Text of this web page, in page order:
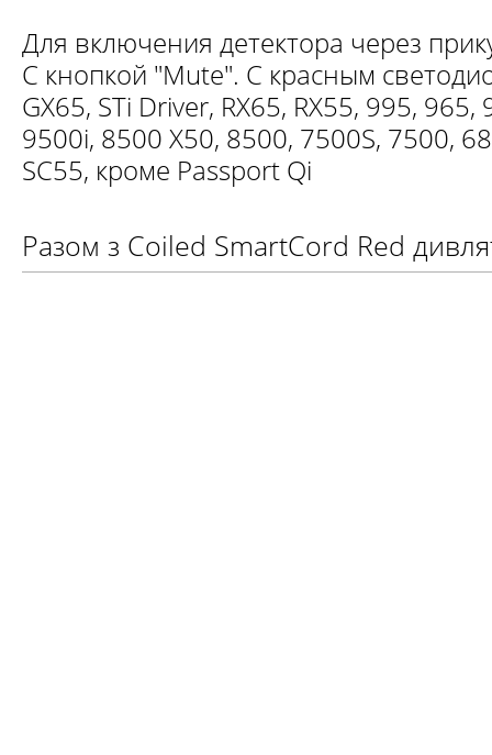
Для включения детектора через
С кнопкой "Mute". С красным
GX65, STi Driver, RX65, RX55, 995,
9500i, 8500 X50, 8500, 7500S, 7500,
SC55, кроме Passport Qi
Разом з Coiled SmartCord Red